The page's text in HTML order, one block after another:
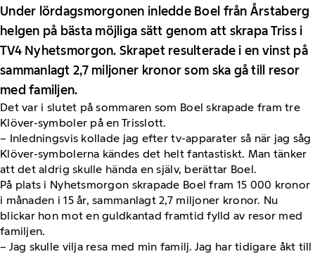
Under lördagsmorgonen inledde Boel från Årstaberg
helgen på bästa möjliga sätt genom att skrapa Triss i
TV4 Nyhetsmorgon. Skrapet resulterade i en vinst på
sammanlagt 2,7 miljoner kronor som ska gå till resor
med familjen.
Det var i slutet på sommaren som Boel skrapade fram tre
Klöver-symboler på en Trisslott.
– Inledningsvis kollade jag efter tv-apparater så när jag såg
Klöver-symbolerna kändes det helt fantastiskt. Man tänker
att det aldrig skulle hända en själv, berättar Boel.
På plats i Nyhetsmorgon skrapade Boel fram 15 000 kronor
i månaden i 15 år, sammanlagt 2,7 miljoner kronor. Nu
blickar hon mot en guldkantad framtid fylld av resor med
familjen.
– Jag skulle vilja resa med min familj. Jag har tidigare åkt till